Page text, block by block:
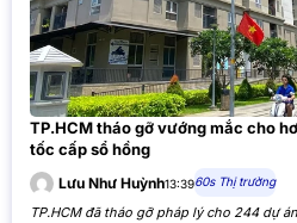
TP.HCM tháo gỡ vướng mắc cho
tốc cấp sổ hồng
Lưu Như Huỳnh13:3960s Thị trường
TP.HCM đã tháo gỡ pháp lý cho 244 dự